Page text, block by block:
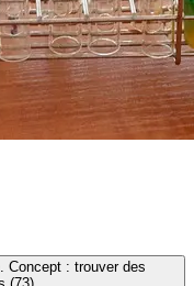
Concept : trouver des